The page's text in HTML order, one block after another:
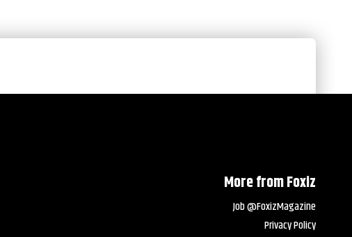
More from Foxiz
Job @FoxizMagazine
Privacy Policy